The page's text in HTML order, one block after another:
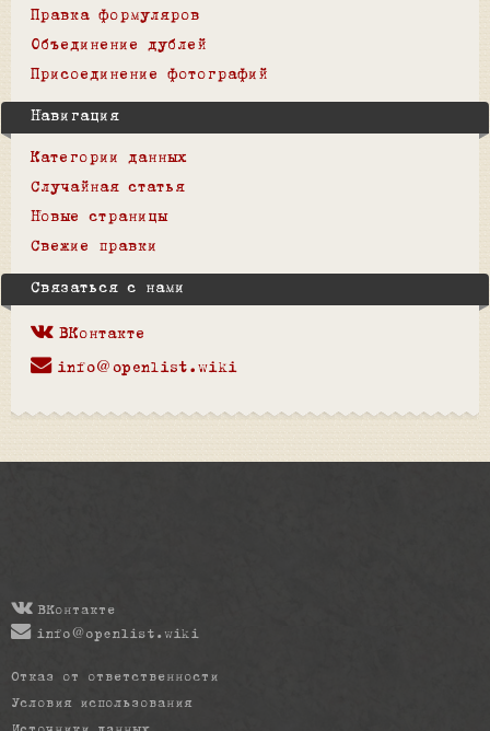
Правка формуляров
Объединение дублей
Присоединение фотографий
Навигация
Категории данных
Случайная статья
Новые страницы
Свежие правки
Связаться с нами
ВКонтакте
info@openlist.wiki
ВКонтакте
info@openlist.wiki
Отказ от ответственности
Условия использования